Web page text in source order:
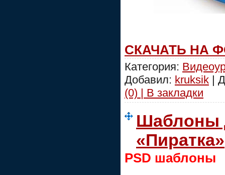
СКАЧАТЬ НА
Категория:
Добавил: kruksik |
(0) | В закладки
Шаблоны
«Пиратка»
PSD шаблоны